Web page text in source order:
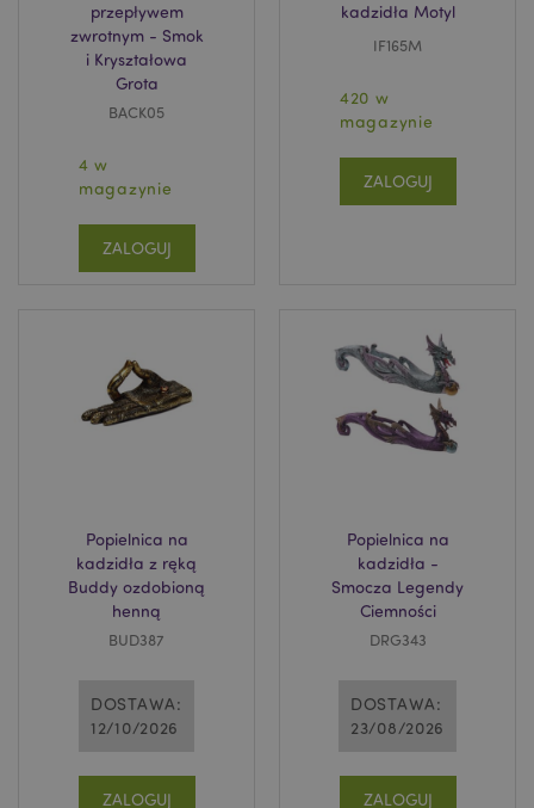
przepływem
zwrotnym - Smok
i Kryształowa
Grota
BACK05
4 w
magazynie
ZALOGUJ
kadzidła Motyl
IF165M
420 w
magazynie
ZALOGUJ
Popielnica na
kadzidła z ręką
Buddy ozdobioną
henną
BUD387
DOSTAWA:
12/10/2026
ZALOGUJ
Popielnica na
kadzidła -
Smocza Legendy
Ciemności
DRG343
DOSTAWA:
23/08/2026
ZALOGUJ